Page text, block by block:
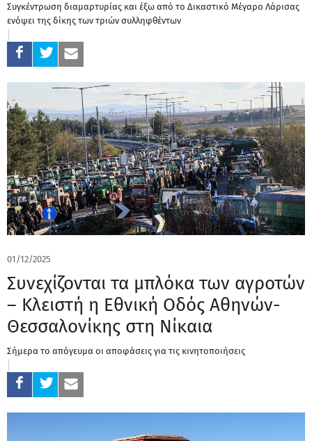
Συγκέντρωση διαμαρτυρίας και έξω από το Δικαστικό Μέγαρο Λάρισας
ενόψει της δίκης των τριών συλληφθέντων
01/12/2025
Συνεχίζονται τα μπλόκα των αγροτών
– Κλειστή η Εθνική Οδός Αθηνών-
Θεσσαλονίκης στη Νίκαια
Σήμερα το απόγευμα οι αποφάσεις για τις κινητοποιήσεις